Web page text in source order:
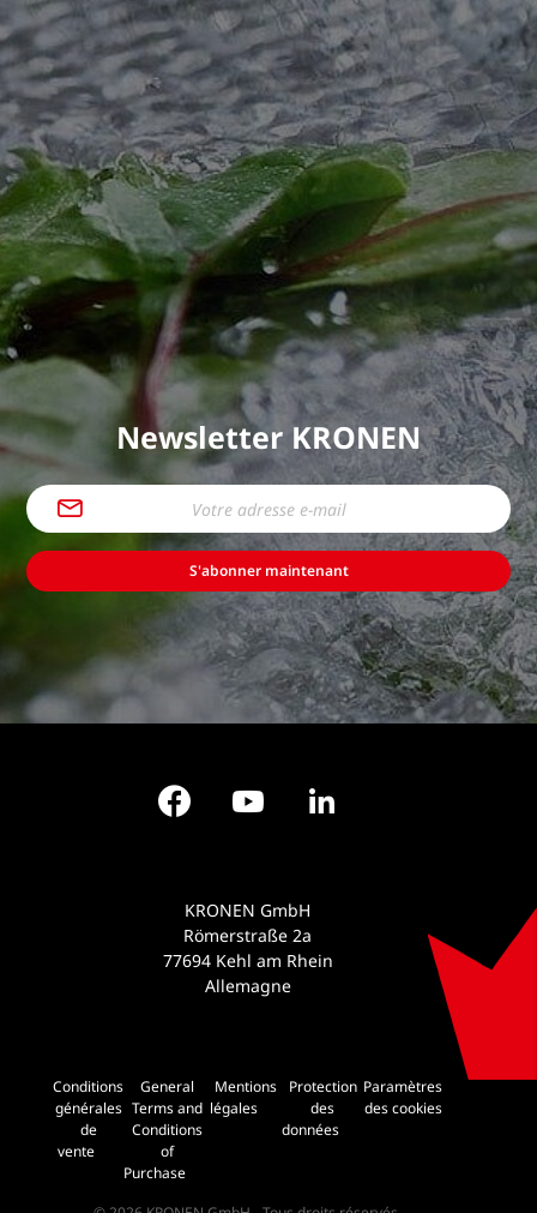
Newsletter KRONEN
S'abonner maintenant
FacebookYouTube
Conditions
générales
de
vente
General
Terms and
Conditions
of
Purchase
Mentions
légales
Protection
des
données
Paramètres
des cookies
KRONEN GmbH
Römerstraße 2a
77694 Kehl am Rhein
Allemagne